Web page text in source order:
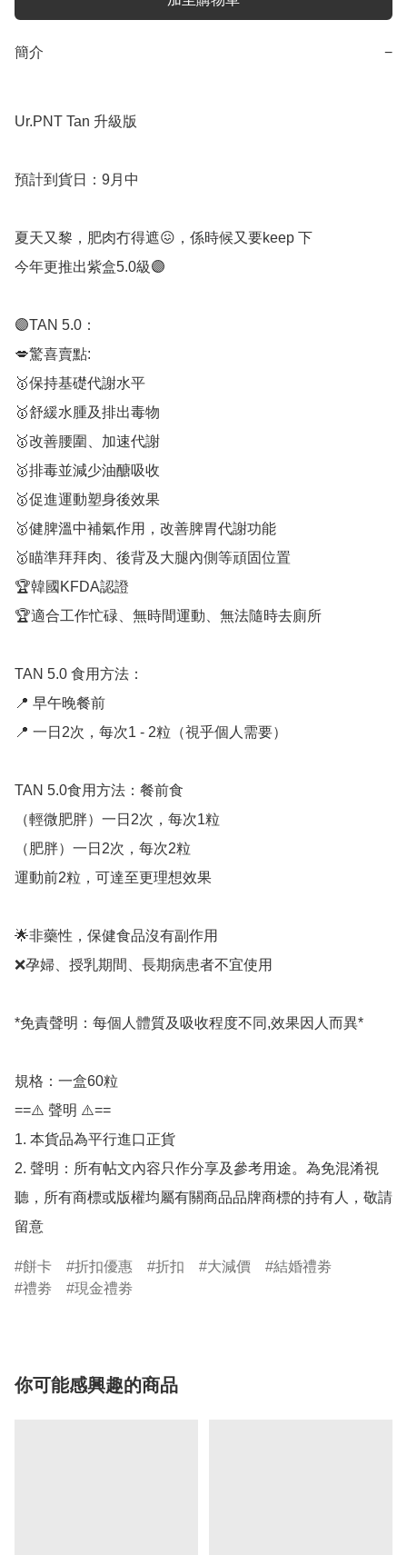
簡介 −
Ur.PNT Tan 升級版
預計到貨日：9月中
夏天又黎，肥肉冇得遮😖，係時候又要keep 下
今年更推出紫盒5.0級🟣
🟣TAN 5.0：
💋驚喜賣點:
🥇保持基礎代謝水平
🥇舒緩水腫及排出毒物
🥇改善腰圍、加速代謝
🥇排毒並減少油醣吸收
🥇促進運動塑身後效果
🥇健脾溫中補氣作用，改善脾胃代謝功能
🥇瞄準拜拜肉、後背及大腿內側等頑固位置
🏆韓國KFDA認證
🏆適合工作忙碌、無時間運動、無法隨時去廁所
TAN 5.0 食用方法：
📍 早午晚餐前
📍 一日2次，每次1 - 2粒（視乎個人需要）
TAN 5.0食用方法：餐前食
（輕微肥胖）一日2次，每次1粒
（肥胖）一日2次，每次2粒
運動前2粒，可達至更理想效果
🌟非藥性，保健食品沒有副作用
❌孕婦、授乳期間、長期病患者不宜使用
*免責聲明：每個人體質及吸收程度不同,效果因人而異*
規格：一盒60粒
==⚠️ 聲明 ⚠️==
1. 本貨品為平行進口正貨
2. 聲明：所有帖文內容只作分享及參考用途。為免混淆視
聽，所有商標或版權均屬有關商品品牌商標的持有人，敬請
留意
餅卡 折扣優惠 折扣 大減價
結婚禮劵
禮劵
現金禮劵
你可能感興趣的商品